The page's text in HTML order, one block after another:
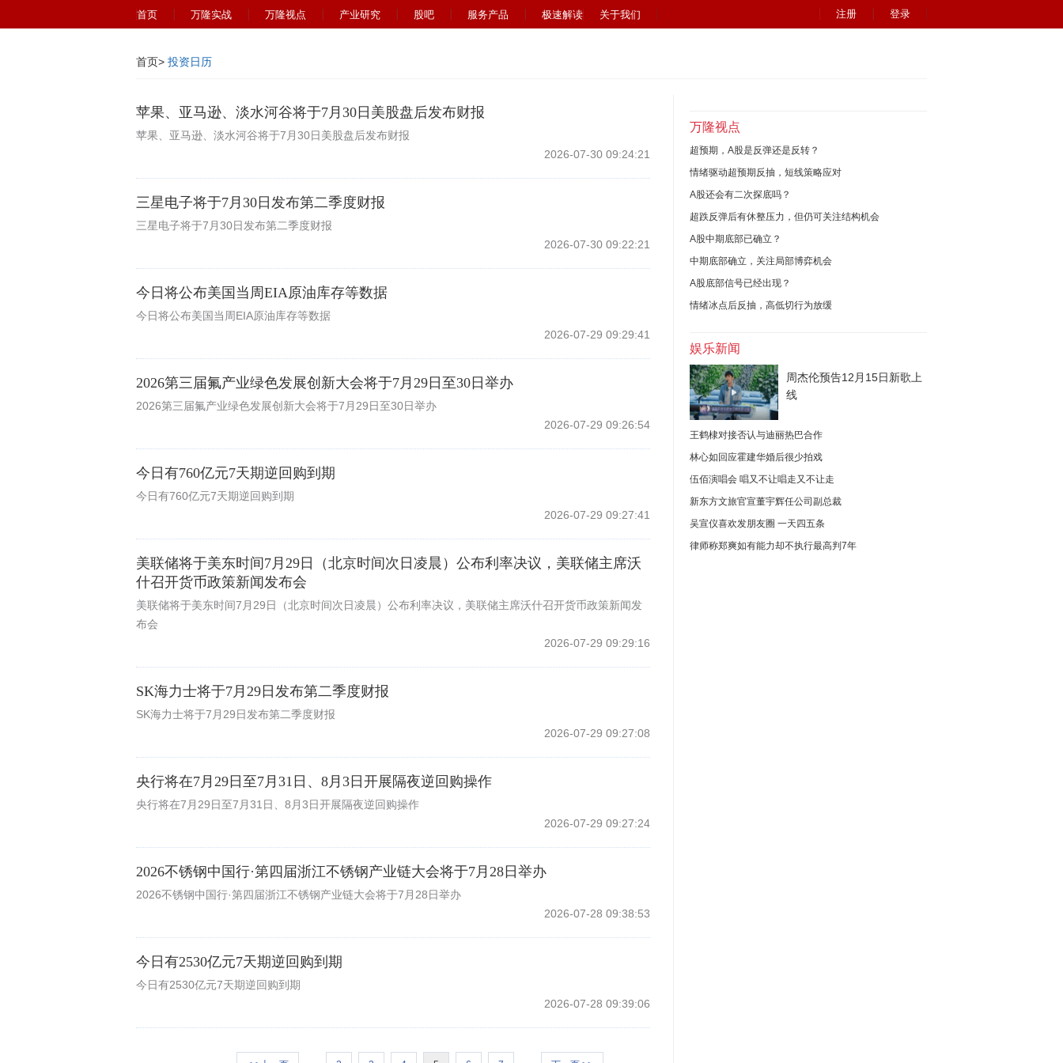
注册 登录
首页 万隆实战 万隆视点 产业研究 股吧 服务产品 极速解读 关于我们
首页> 投资日历
苹果、亚马逊、淡水河谷将于7月30日美股盘后发布财报
苹果、亚马逊、淡水河谷将于7月30日美股盘后发布财报
2026-07-30 09:24:21
三星电子将于7月30日发布第二季度财报
三星电子将于7月30日发布第二季度财报
2026-07-30 09:22:21
今日将公布美国当周EIA原油库存等数据
今日将公布美国当周EIA原油库存等数据
2026-07-29 09:29:41
2026第三届氟产业绿色发展创新大会将于7月29日至30日举办
2026第三届氟产业绿色发展创新大会将于7月29日至30日举办
2026-07-29 09:26:54
今日有760亿元7天期逆回购到期
今日有760亿元7天期逆回购到期
2026-07-29 09:27:41
美联储将于美东时间7月29日（北京时间次日凌晨）公布利率决议，美联储主席沃
什召开货币政策新闻发布会
美联储将于美东时间7月29日（北京时间次日凌晨）公布利率决议，美联储主席沃什召开货币政策新闻发
布会
2026-07-29 09:29:16
SK海力士将于7月29日发布第二季度财报
SK海力士将于7月29日发布第二季度财报
2026-07-29 09:27:08
央行将在7月29日至7月31日、8月3日开展隔夜逆回购操作
央行将在7月29日至7月31日、8月3日开展隔夜逆回购操作
2026-07-29 09:27:24
2026不锈钢中国行·第四届浙江不锈钢产业链大会将于7月28日举办
2026不锈钢中国行·第四届浙江不锈钢产业链大会将于7月28日举办
2026-07-28 09:38:53
今日有2530亿元7天期逆回购到期
今日有2530亿元7天期逆回购到期
2026-07-28 09:39:06
万隆视点
超预期，A股是反弹还是反转？
情绪驱动超预期反抽，短线策略应对
A股还会有二次探底吗？
超跌反弹后有休整压力，但仍可关注结构机会
A股中期底部已确立？
中期底部确立，关注局部博弈机会
A股底部信号已经出现？
情绪冰点后反抽，高低切行为放缓
娱乐新闻
周杰伦预告12月15日新歌上
线
王鹤棣对接否认与迪丽热巴合作
林心如回应霍建华婚后很少拍戏
伍佰演唱会 唱又不让唱走又不让走
新东方文旅官宣董宇辉任公司副总裁
吴宣仪喜欢发朋友圈 一天四五条
律师称郑爽如有能力却不执行最高判7年